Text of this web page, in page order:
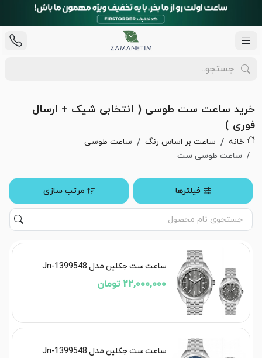
خرید ساعت ست طوسی ( انتخابی شیک + ارسال
فوری )
خانه ساعت بر اساس رنگ
ساعت طوسی
ساعت طوسی ست
فیلترها مرتب سازی
ساعت ست جکلین مدل Jn-1399548
22,000,000 تومان
ساعت ست جکلین مدل Jn-1399548